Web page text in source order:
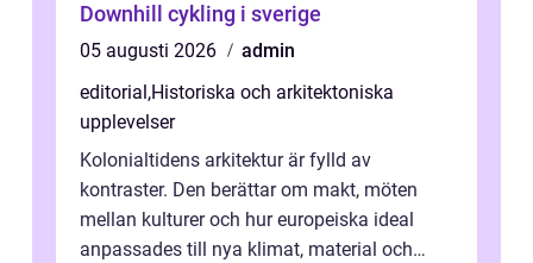
Downhill cykling i sverige
05 augusti 2026
admin
editorial,Historiska och arkitektoniska
upplevelser
Kolonialtidens arkitektur är fylld av
kontraster. Den berättar om makt, möten
mellan kulturer och hur europeiska ideal
anpassades till nya klimat, material och